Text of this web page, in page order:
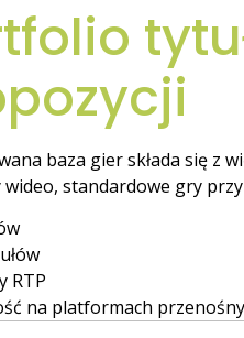
baza gier składa się z
standardowe gry
RTP
na platformach